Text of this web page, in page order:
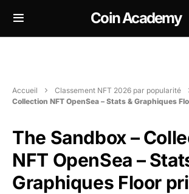
Coin Academy
Accueil Classement NFT 2026 par popularité
Collection NFT OpenSea – Stats & Graphiques
The Sandbox –
NFT OpenSea –
Graphiques Floor